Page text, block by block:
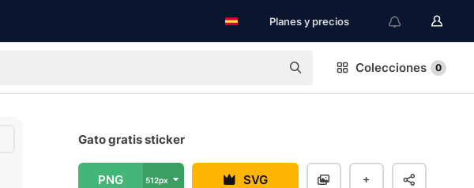
Planes y precios
Colecciones 0
Gato gratis sticker
PNG 512px SVG